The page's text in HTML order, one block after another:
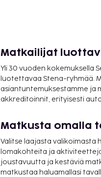
Matkailijat
Yli 30 vuoden kokemuksella
luotettavaa Stena-ryhmää.
asiantuntemuksestamme ja
akkreditoinnit, erityisesti
Matkusta omalla
Valitse laajasta valikoimasta
lomakohteita ja
joustavuutta ja kestäviä
matkustaa haluamallasi